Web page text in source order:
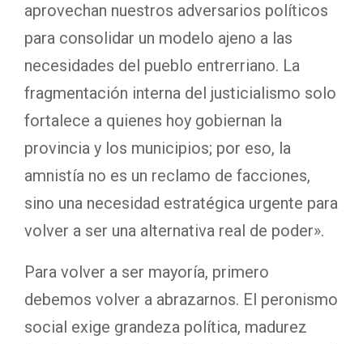
aprovechan nuestros adversarios políticos
para consolidar un modelo ajeno a las
necesidades del pueblo entrerriano. La
fragmentación interna del justicialismo solo
fortalece a quienes hoy gobiernan la
provincia y los municipios; por eso, la
amnistía no es un reclamo de facciones,
sino una necesidad estratégica urgente para
volver a ser una alternativa real de poder».
Para volver a ser mayoría, primero
debemos volver a abrazarnos. El peronismo
social exige grandeza política, madurez